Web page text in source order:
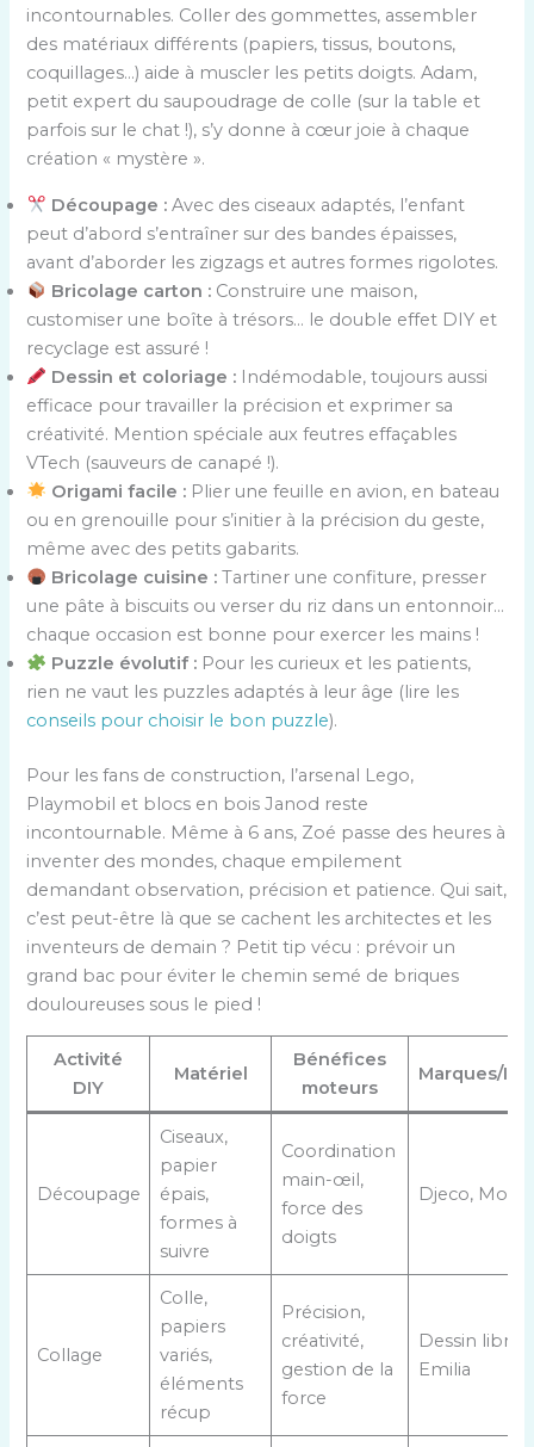
incontournables. Coller des gommettes, assembler
des matériaux différents (papiers, tissus, boutons,
coquillages…) aide à muscler les petits doigts. Adam,
petit expert du saupoudrage de colle (sur la table et
parfois sur le chat !), s’y donne à cœur joie à chaque
création « mystère ».
Découpage : Avec des ciseaux adaptés, l’enfant
peut d’abord s’entraîner sur des bandes épaisses,
avant d’aborder les zigzags et autres formes rigolotes.
Bricolage carton : Construire une maison,
customiser une boîte à trésors… le double effet DIY et
recyclage est assuré !
Dessin et coloriage : Indémodable, toujours aussi
efficace pour travailler la précision et exprimer sa
créativité. Mention spéciale aux feutres effaçables
VTech (sauveurs de canapé !).
Origami facile : Plier une feuille en avion, en bateau
ou en grenouille pour s’initier à la précision du geste,
même avec des petits gabarits.
Bricolage cuisine : Tartiner une confiture, presser
une pâte à biscuits ou verser du riz dans un entonnoir…
chaque occasion est bonne pour exercer les mains !
Puzzle évolutif : Pour les curieux et les patients,
rien ne vaut les puzzles adaptés à leur âge (lire les
conseils pour choisir le bon puzzle).
Pour les fans de construction, l’arsenal Lego,
Playmobil et blocs en bois Janod reste
incontournable. Même à 6 ans, Zoé passe des heures à
inventer des mondes, chaque empilement
demandant observation, précision et patience. Qui sait,
c’est peut-être là que se cachent les architectes et les
inventeurs de demain ? Petit tip vécu : prévoir un
grand bac pour éviter le chemin semé de briques
douloureuses sous le pied !
Activité
DIY
Matériel
Bénéfices
moteurs
Marques/
Découpage
Ciseaux,
papier
épais,
formes à
suivre
Coordination
main-œil,
force des
doigts
Djeco,
Collage
Colle,
papiers
variés,
éléments
récup
Précision,
créativité,
gestion de la
force
Dessin libre,
Emilia